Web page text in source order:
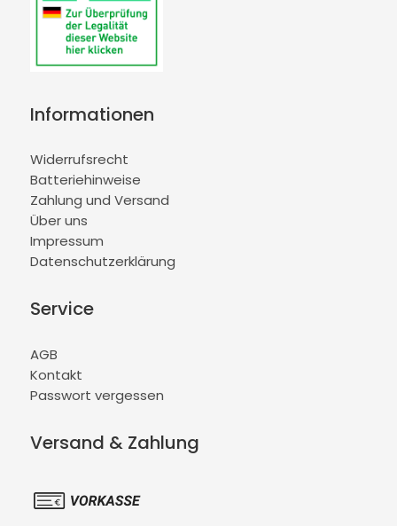
Informationen
Widerrufsrecht
Batteriehinweise
Zahlung und Versand
Über uns
Impressum
Datenschutzerklärung
Service
AGB
Kontakt
Passwort vergessen
Versand & Zahlung